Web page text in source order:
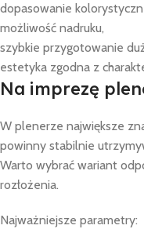
dopasowanie
możliwość nadruku,
szybkie przygotowanie
estetyka zgodna z
Na imprezę
W plenerze największe
powinny stabilnie
Warto wybrać wariant
rozłożenia.
Najważniejsze parametry: